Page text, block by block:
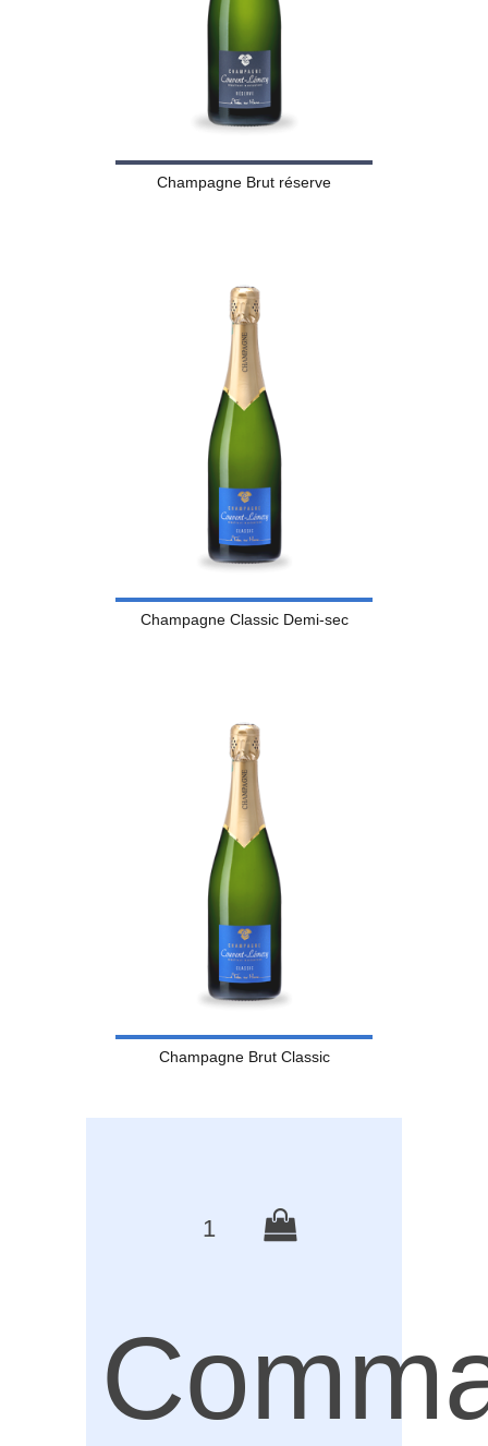
Champagne Brut réserve
Champagne Classic Demi-sec
Champagne Brut Classic
1